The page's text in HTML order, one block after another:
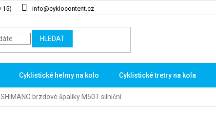
info@cyklocontent.cz
HLEDAT
Cyklistické helmy na kolo Cyklistické tretry na kola
SHIMANO brzdové špalíky M50T silniční